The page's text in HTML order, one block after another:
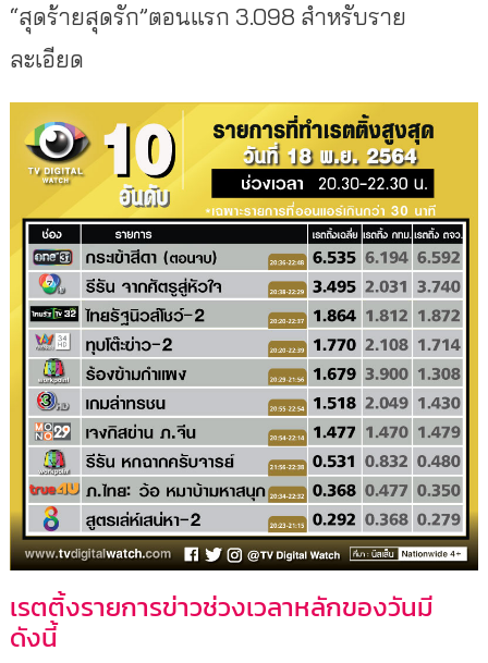
“สุดร้ายสุดรัก”ตอนแรก 3.098 สำหรับราย
ละเอียด
เรตติ้งรายการข่าวช่วงเวลาหลักของวันมี
ดังนี้